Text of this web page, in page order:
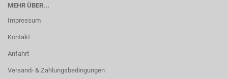
MEHR ÜBER...
Impressum
Kontakt
Anfahrt
Versand- & Zahlungsbedingungen